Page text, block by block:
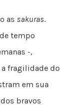
as sakuras.
tempo
-,
fragilidade do
em sua
bravos